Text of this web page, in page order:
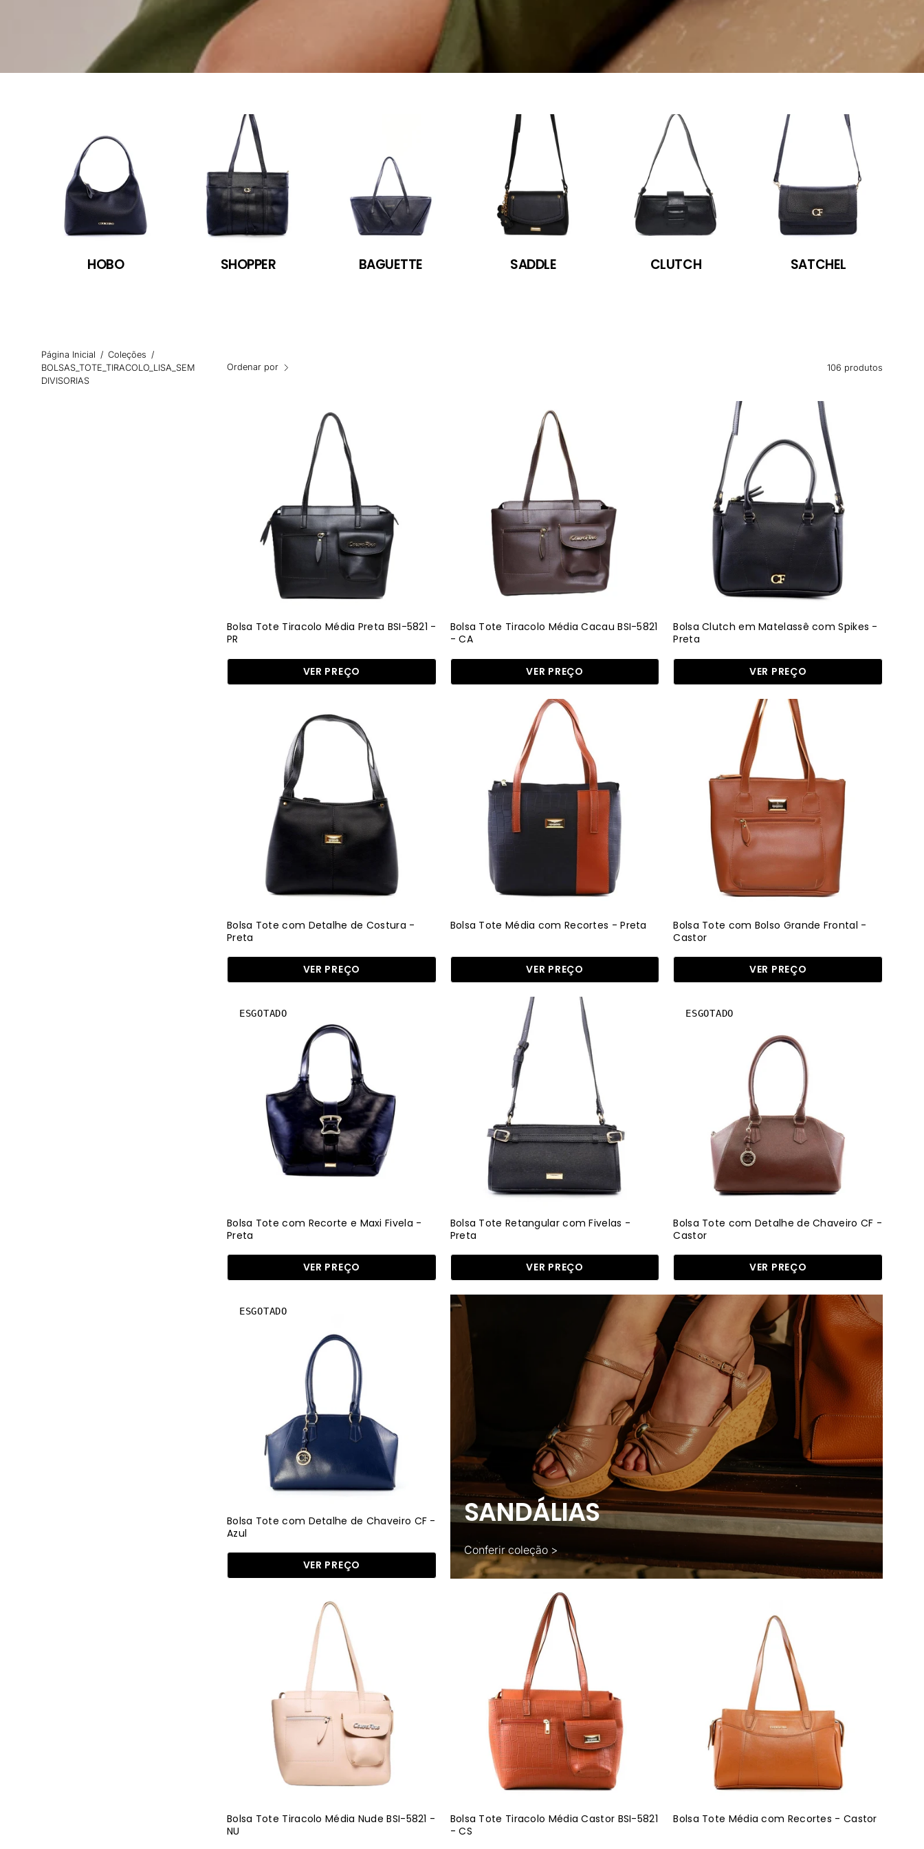
HOBO SHOPPER BAGUETTE SADDLE CLUTCH SATCHEL
Página Inicial / Coleções /
BOLSAS_TOTE_TIRACOLO_LISA_SEM
DIVISORIAS
Ordenar por 106 produtos
Tote
Tiracolo
Média
Preta
BSI-
5821
-
PR
Bolsa Tote Tiracolo Média Preta BSI-5821 -
PR
VER PREÇO
Bolsa
Tote
Tiracolo
Média
Cacau
BSI-
5821
-
CA
Bolsa Tote Tiracolo Média Cacau BSI-5821
- CA
VER PREÇO
em
Matelassê
Spikes
Preta
BS-
-
PR
Bolsa Clutch em Matelassê com Spikes -
Preta
VER PREÇO
Tote
Detalhe
-
Preta
BSI-
6425
-
PR
Bolsa Tote com Detalhe de Costura -
Preta
VER PREÇO
Bolsa
Tote
Média
Recortes
Preta
BSI-
Bolsa Tote Média com Recortes - Preta
VER PREÇO
Bolsa
Tote
com
Bolso
Grande
Frontal
-
Castor
5470
CS
Bolsa Tote com Bolso Grande Frontal -
Castor
VER PREÇO
Tote
com
Recorte
Maxi
Fivela
-
Preta
6360
ESGOTADO
Bolsa Tote com Recorte e Maxi Fivela -
Preta
VER PREÇO
Bolsa
Retangular
BSI-
6201
-
PR
Bolsa Tote Retangular com Fivelas -
Preta
VER PREÇO
com
Detalhe
Chaveiro
-
Castor
BSI-
-
ESGOTADO
Bolsa Tote com Detalhe de Chaveiro CF -
Castor
VER PREÇO
com
Detalhe
Chaveiro
Azul
6176
-
ESGOTADO
Bolsa Tote com Detalhe de Chaveiro CF -
Azul
VER PREÇO
Sandálias
SANDÁLIAS
Conferir coleção >
Bolsa
Tote
Tiracolo
Média
Nude
-
NU
Bolsa Tote Tiracolo Média Nude BSI-5821 -
NU
Bolsa
Tote
Tiracolo
Média
Castor
BSI-
5821
-
CS
Bolsa Tote Tiracolo Média Castor BSI-5821
- CS
Tote
Média
com
Recortes
Castor
BSI-
6453
-
Bolsa Tote Média com Recortes - Castor